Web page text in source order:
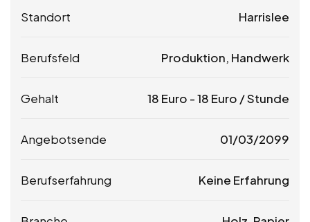
Standort Harrislee
Berufsfeld Produktion, Handwerk
Gehalt 18 Euro -18 Euro / Stunde
Angebotsende 01/03/2099
Berufserfahrung Keine Erfahrung